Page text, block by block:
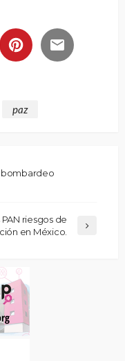
paz
bombardeo
riesgos de
en México.